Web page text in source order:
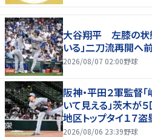
大谷翔平 左膝の状
いる」二刀流再開へ
2026/08/07 02:00野球
阪神・平田２軍監督
いて見える」茨木が
地区トップタイ１７盗
2026/08/06 23:39野球